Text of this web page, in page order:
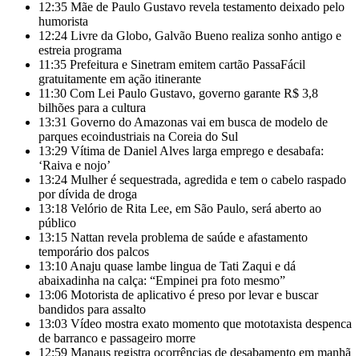
12:35 Mãe de Paulo Gustavo revela testamento deixado pelo
humorista
12:24 Livre da Globo, Galvão Bueno realiza sonho antigo e
estreia programa
11:35 Prefeitura e Sinetram emitem cartão PassaFácil
gratuitamente em ação itinerante
11:30 Com Lei Paulo Gustavo, governo garante R$ 3,8
bilhões para a cultura
13:31 Governo do Amazonas vai em busca de modelo de
parques ecoindustriais na Coreia do Sul
13:29 Vítima de Daniel Alves larga emprego e desabafa:
‘Raiva e nojo’
13:24 Mulher é sequestrada, agredida e tem o cabelo raspado
por dívida de droga
13:18 Velório de Rita Lee, em São Paulo, será aberto ao
público
13:15 Nattan revela problema de saúde e afastamento
temporário dos palcos
13:10 Anaju quase lambe lingua de Tati Zaqui e dá
abaixadinha na calça: “Empinei pra foto mesmo”
13:06 Motorista de aplicativo é preso por levar e buscar
bandidos para assalto
13:03 Vídeo mostra exato momento que mototaxista despenca
de barranco e passageiro morre
12:59 Manaus registra ocorrências de desabamento em manhã